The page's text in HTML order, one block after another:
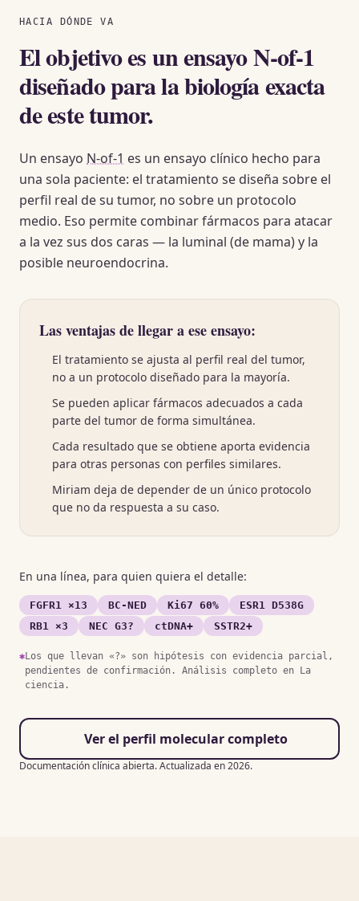
HACIA DÓNDE VA
El objetivo es un ensayo N-of-1
diseñado para la biología exacta
de este tumor.
Un ensayo N-of-1 es un ensayo clínico hecho para
una sola paciente: el tratamiento se diseña sobre el
perfil real de su tumor, no sobre un protocolo
medio. Eso permite combinar fármacos para atacar
a la vez sus dos caras — la luminal (de mama) y la
posible neuroendocrina.
Las ventajas de llegar a ese ensayo:
El tratamiento se ajusta al perfil real del tumor,
no a un protocolo diseñado para la mayoría.
Se pueden aplicar fármacos adecuados a cada
parte del tumor de forma simultánea.
Cada resultado que se obtiene aporta evidencia
para otras personas con perfiles similares.
Miriam deja de depender de un único protocolo
que no da respuesta a su caso.
En una línea, para quien quiera el detalle:
FGFR1 ×13 BC-NED Ki67 60%
ESR1 D538G
RB1 ×3
NEC G3? ctDNA+ SSTR2+
✱Los que llevan «?» son hipótesis con evidencia parcial,
pendientes de confirmación. Análisis completo en La
ciencia.
Ver el perfil molecular completo
Documentación clínica abierta. Actualizada en 2026.